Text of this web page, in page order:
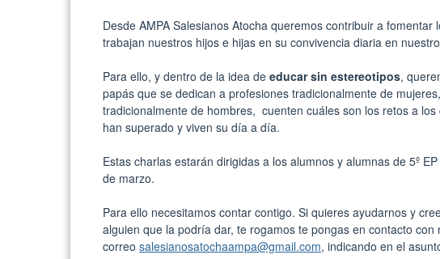
Desde AMPA Salesianos Atocha queremos contribuir a fomentar
trabajan nuestros hijos e hijas en su convivencia diaria en
Para ello, y dentro de la idea de educar sin estereotipos,
papás que se dedican a profesiones tradicionalmente de
tradicionalmente de hombres, cuenten cuáles son los retos a
han superado y viven su día a día.
Estas charlas estarán dirigidas a los alumnos y alumnas de 5º
de marzo.
Para ello necesitamos contar contigo. Si quieres ayudarnos y
alguien que la podría dar, te rogamos te pongas en contacto
correo salesianosatochaampa@gmail.com, indicando en el